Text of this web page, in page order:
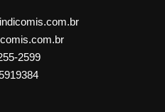
2599